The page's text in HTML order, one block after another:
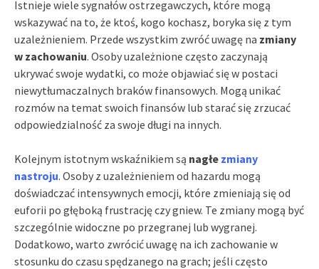
Istnieje wiele sygnałów ostrzegawczych, które mogą
wskazywać na to, że ktoś, kogo kochasz, boryka się z tym
uzależnieniem. Przede wszystkim zwróć uwagę na zmiany
w zachowaniu. Osoby uzależnione często zaczynają
ukrywać swoje wydatki, co może objawiać się w postaci
niewytłumaczalnych braków finansowych. Mogą unikać
rozmów na temat swoich finansów lub starać się zrzucać
odpowiedzialność za swoje długi na innych.
Kolejnym istotnym wskaźnikiem są nagłe zmiany
nastroju. Osoby z uzależnieniem od hazardu mogą
doświadczać intensywnych emocji, które zmieniają się od
euforii po głęboką frustrację czy gniew. Te zmiany mogą być
szczególnie widoczne po przegranej lub wygranej.
Dodatkowo, warto zwrócić uwagę na ich zachowanie w
stosunku do czasu spędzanego na grach; jeśli często